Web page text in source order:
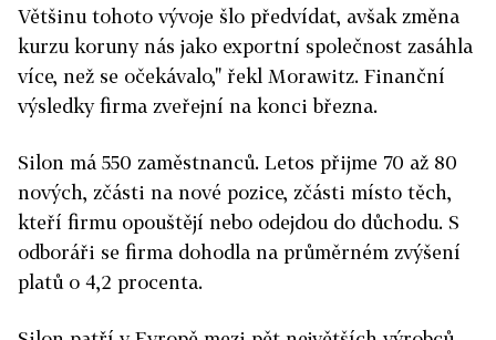
Většinu tohoto vývoje šlo předvídat, avšak změna
kurzu koruny nás jako exportní společnost zasáhla
více, než se očekávalo," řekl Morawitz. Finanční
výsledky firma zveřejní na konci března.
Silon má 550 zaměstnanců. Letos přijme 70 až 80
nových, zčásti na nové pozice, zčásti místo těch,
kteří firmu opouštějí nebo odejdou do důchodu. S
odboráři se firma dohodla na průměrném zvýšení
platů o 4,2 procenta.